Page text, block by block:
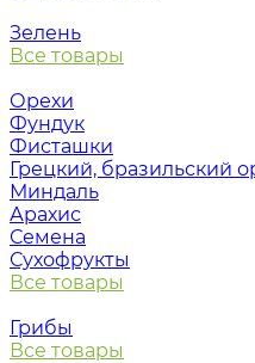
Зелень
Все товары
Орехи
Фундук
Фисташки
Грецкий, бразильский
Миндаль
Арахис
Семена
Сухофрукты
Все товары
Грибы
Все товары